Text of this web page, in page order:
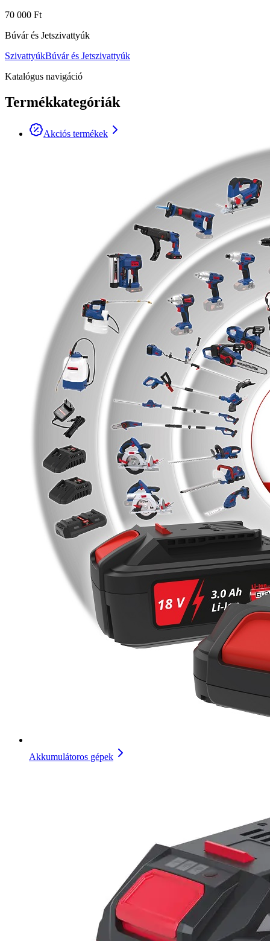
70 000 Ft
Búvár és Jetszivattyúk
SzivattyúkBúvár és Jetszivattyúk
Katalógus navigáció
Termékkategóriák
Akciós termékek
Akkumulátoros gépek